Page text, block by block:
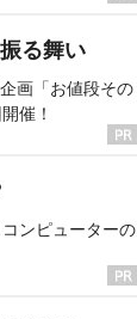
る舞い
画「お値段その
催！
ンピューターの